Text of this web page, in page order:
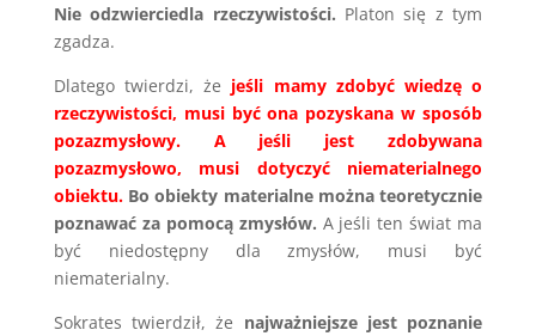
Nie odzwierciedla rzeczywistości. Platon się z tym
zgadza.
Dlatego twierdzi, że jeśli mamy zdobyć wiedzę o
rzeczywistości, musi być ona pozyskana w sposób
pozazmysłowy. A jeśli jest zdobywana
pozazmysłowo, musi dotyczyć niematerialnego
obiektu.Bo obiekty materialne można teoretycznie
poznawać za pomocą zmysłów. A jeśli ten świat ma
być niedostępny dla zmysłów, musi być
niematerialny.
Sokrates twierdził, że najważniejsze jest poznanie